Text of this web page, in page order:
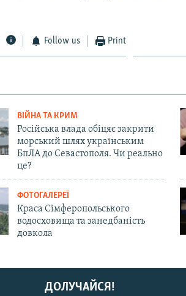
Follow us Print
ВІЙНА ТА КРИМ
Російська влада обіцяє закрити
морський шлях українським
БпЛА до Севастополя. Чи реально
це?
ФОТОГАЛЕРЕЇ
Краса Сімферопольського
водосховища та занедбаність
довкола
ДОЛУЧАЙСЯ!